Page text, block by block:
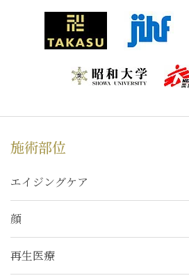
施術部位
エイジングケア
顔
再生医療